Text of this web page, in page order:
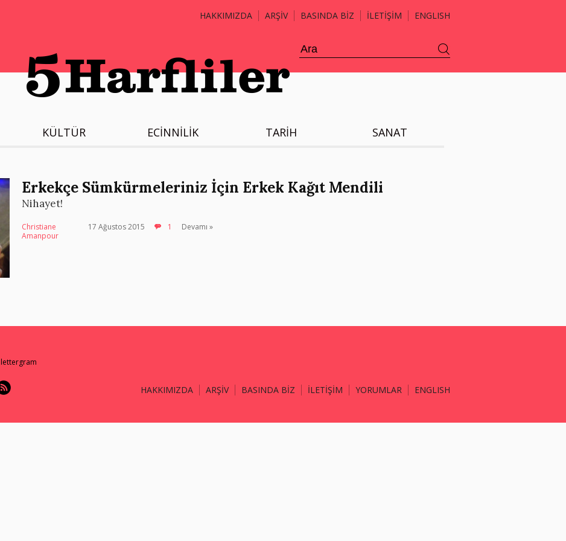
HAKKIMIZDA ARŞİV BASINDA BİZ İLETİŞİM ENGLISH
KÜLTÜR ECİNNİLİK TARİH SANAT
Erkekçe Sümkürmeleriniz İçin Erkek Kağıt Mendili
Nihayet!
Christiane
Amanpour
17 Ağustos 2015 1 Devamı »
lettergram
HAKKIMIZDA ARŞİV BASINDA BİZ İLETİŞİM YORUMLAR ENGLISH